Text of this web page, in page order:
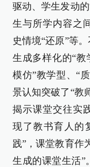
驱动、学生发动
生与所学内容之
史情境“还原”等
生成多样化的“
模仿”教学型、“
景认知突破了“教
揭示课堂交往实
现了教书育人的
践”，课堂教育作
生成的课堂生活”